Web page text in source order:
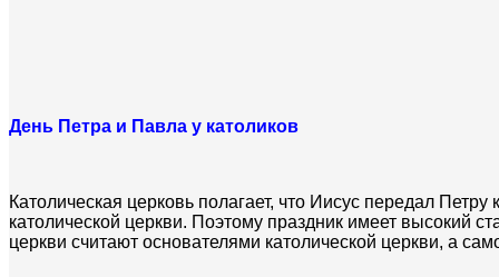
День Петра и Павла у католиков
Католическая церковь полагает, что Иисус передал
католической церкви. Поэтому праздник имеет высокий
церкви считают основателями католической церкви, а